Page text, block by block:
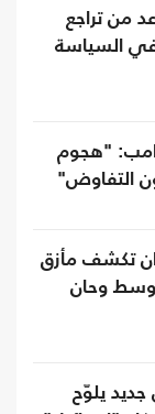
من تراجع
في السياسة
"هجوم
التفاوض"
تكشف مأزق
وحان
يلوّح